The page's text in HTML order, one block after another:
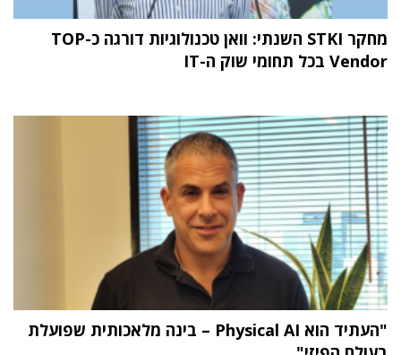
מחקר STKI השנתי: וואן טכנולוגיות דורגה כ-TOP
Vendor בכל תחומי שוק ה-IT
"העתיד הוא Physical AI – בינה מלאכותית שפועלת